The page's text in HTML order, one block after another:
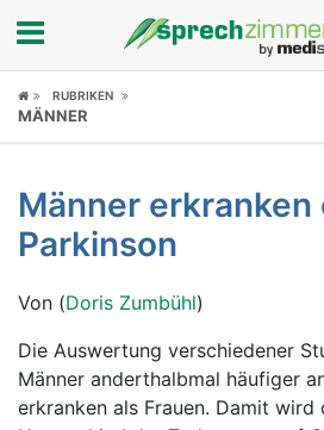
Fokus
Symptome
Ratgeber
RUBRIKEN
MÄNNER
Männer
Parkinson
Von (Doris Zumbühl)
Die Auswertung verschiedener
Männer anderthalbmal häufiger
erkranken als Frauen. Damit